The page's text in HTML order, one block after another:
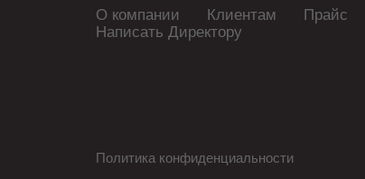
О компании Клиентам Прайс
Написать Директору
Политика конфиденциальности